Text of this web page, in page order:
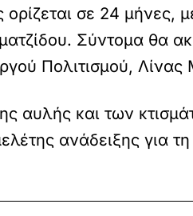
σε 24 μήνες,
Σύντομα θα
Πολιτισμού,
αυλής και των
ανάδειξης για